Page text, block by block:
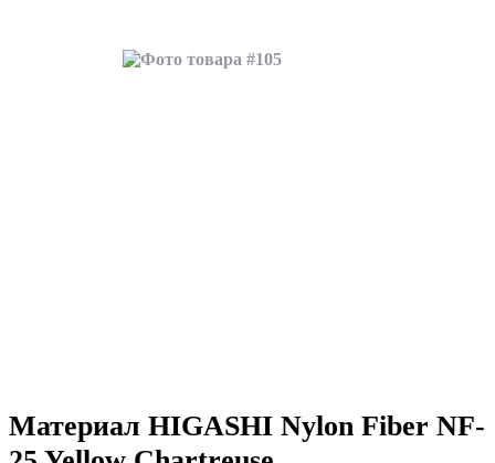
Материал HIGASHI Nylon Fiber NF-